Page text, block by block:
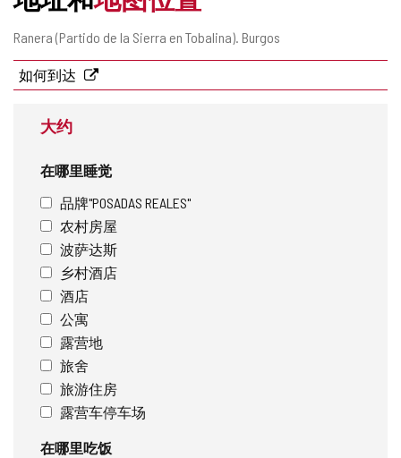
邮
地
址
Ranera (Partido de la Sierra en Tobalina). Burgos
如何到达
大约
在哪里睡觉
品牌"POSADAS REALES"
农村房屋
波萨达斯
乡村酒店
酒店
公寓
露营地
旅舍
旅游住房
露营车停车场
在哪里吃饭